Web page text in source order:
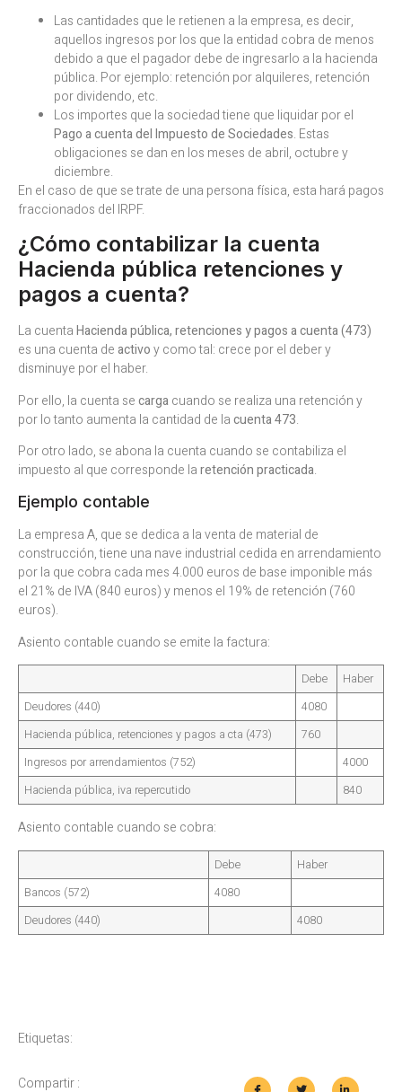
Las cantidades que le retienen a la empresa, es decir,
aquellos ingresos por los que la entidad cobra de menos
debido a que el pagador debe de ingresarlo a la hacienda
pública. Por ejemplo: retención por alquileres, retención
por dividendo, etc.
Los importes que la sociedad tiene que liquidar por el
Pago a cuenta del Impuesto de Sociedades. Estas
obligaciones se dan en los meses de abril, octubre y
diciembre.
En el caso de que se trate de una persona física, esta hará pagos
fraccionados del IRPF.
¿Cómo contabilizar la cuenta
Hacienda pública retenciones y
pagos a cuenta?
La cuentaHacienda pública, retenciones y pagos a cuenta (473)
es una cuenta deactivoy como tal: crece por el deber y
disminuye por el haber.
Por ello, la cuenta secargacuando se realiza una retención y
por lo tanto aumenta la cantidad de lacuenta 473.
Por otro lado, se abona la cuenta cuando se contabiliza el
impuesto al que corresponde laretención practicada.
Ejemplo contable
La empresa A, que se dedica a la venta de material de
construcción, tiene una nave industrial cedida en arrendamiento
por la que cobra cada mes 4.000 euros de base imponible más
el 21% de IVA (840 euros) y menos el 19% de retención (760
euros).
Asiento contable cuando se emite la factura:
Debe
Haber
Deudores (440)
4080
Hacienda pública, retenciones y pagos a cta (473)
760
Ingresos por arrendamientos (752)
4000
Hacienda pública, iva repercutido
840
Asiento contable cuando se cobra:
Debe
Haber
Bancos (572)
4080
Deudores (440)
4080
Etiquetas:
Compartir :